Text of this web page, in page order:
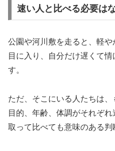
速い人と比べる必要は
公園や河川敷を走ると、軽
目に入り、自分だけ遅くて
す。
ただ、そこにいる人たちは
目的、年齢、体調がそれぞ
取って比べても意味のある判